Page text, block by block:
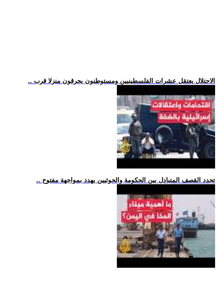
.. الاحتلال يعتقل عشرات الفلسطينيين ومستوطنون يحرقون منزلا قرب
.. تجدد القصف المتبادل بين الحكومة والحوثيين يهدد بمواجهة مفتوح